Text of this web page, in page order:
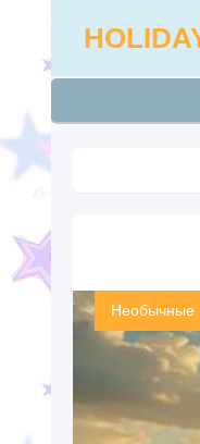
Необычные